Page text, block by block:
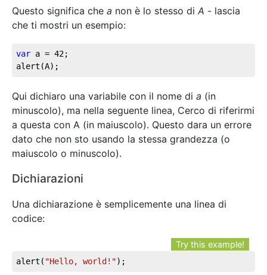
Questo significa che a non è lo stesso di A - lascia
che ti mostri un esempio:
var a = 42;
alert(A);
Qui dichiaro una variabile con il nome di a (in
minuscolo), ma nella seguente linea, Cerco di riferirmi
a questa con A (in maiuscolo). Questo dara un errore
dato che non sto usando la stessa grandezza (o
maiuscolo o minuscolo).
Dichiarazioni
Una dichiarazione è semplicemente una linea di
codice:
Try this example!
alert( "Hello, world!");